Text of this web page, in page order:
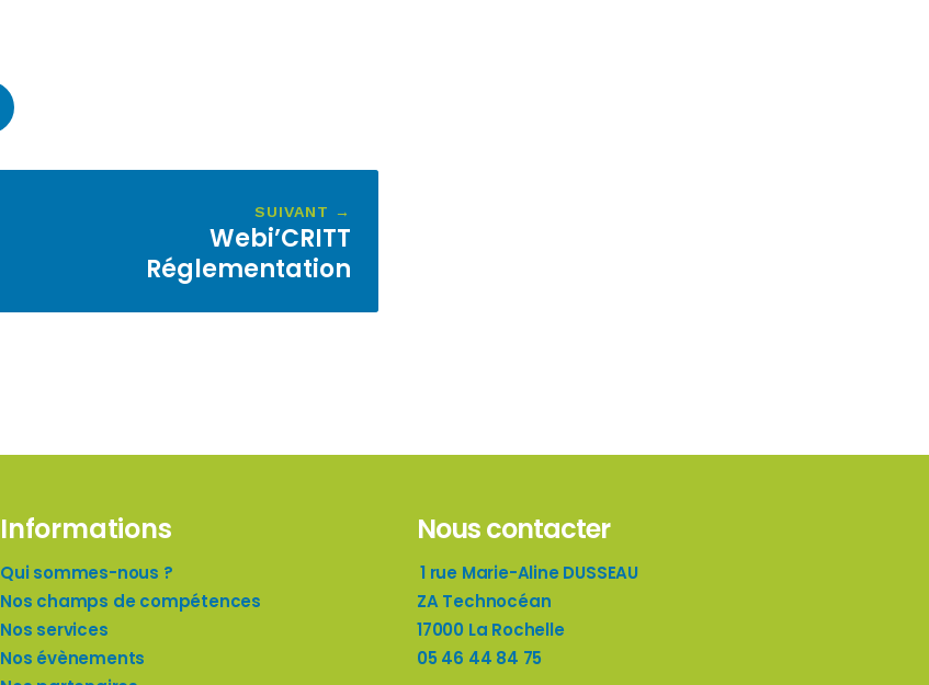
SUIVANT →
Webi’CRITT
Réglementation
Informations
Qui sommes-nous ?
Nos champs de compétences
Nos services
Nos évènements
Nous contacter
1 rue Marie-Aline DUSSEAU
ZA Technocéan
17000 La Rochelle
05 46 44 84 75